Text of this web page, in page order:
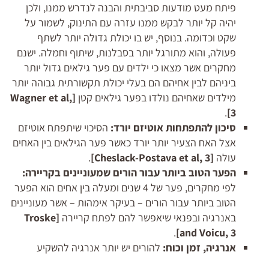
פיתח מעט מודעות סביבתית והבנה לנדרש ממנו, ולכן
יהיה קל יותר לבקש ממנו עזרה עם התינוק, לשמור על
שקט וכדומה. בנוסף, יש בו יכולת גדולה יותר לשתף
פעולה, והוא מתורגל יותר בסבלנות, שיתוף וחמלה. ישנם
מחקרים אשר מצאו כי ילדים עם פער גילאים גדול יותר
ביניהם לבין אחיהם הם בעלי יכולת תקשורתית גבוהה יותר
מילדים שאחיהם נולדו בפער גילאים קטן [
Wagner et al,
3]
.
סיכון להתפתחות אוטיזם יורד: הסיכוי שיתפתח אוטיזם
אצל האח הצעיר יותר יורד כאשר פער הגילאים בין האחים
עולה [
Cheslack-Postava et al, 3]
.
הפער הטוב ביותר עבור הורים שמעוניינים בקריירה:
לפי מחקרים, פער של 4 שנים ומעלה בין אחים הוא הפער
הטוב ביותר עבור הורים – בעיקר אימהות – אשר מעוניינים
באנרגיה ובפנאי שיאפשר להם לפתח קריירה [
Troske
and Voicu, 3]
.
אנרגיה, זמן וכוח: להורים יש יותר אנרגיה להשקיע